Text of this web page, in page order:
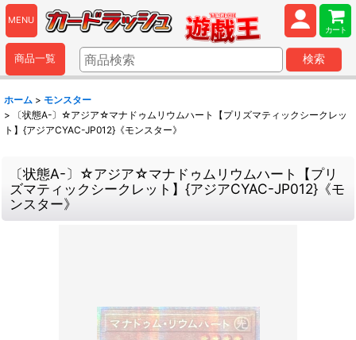
MENU
カート
商品一覧 検索
ホーム > モンスター
>
〔状態A-〕☆アジア☆マナドゥムリウムハート【プリズマティックシークレッ
ト】{アジアCYAC-JP012}《モンスター》
〔状態A-〕☆アジア☆マナドゥムリウムハート【プリ
ズマティックシークレット】{アジアCYAC-JP012}《モ
ンスター》